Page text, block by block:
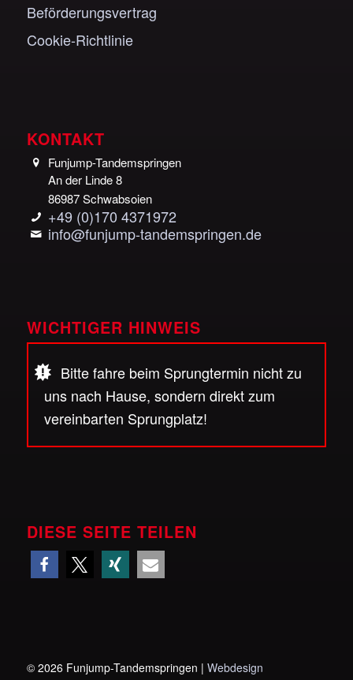
Beförderungsvertrag
Cookie-Richtlinie
KONTAKT
Funjump-Tandemspringen
An der Linde 8
86987 Schwabsoien
+49 (0)170 4371972
info@funjump-tandemspringen.de
WICHTIGER HINWEIS
Bitte fahre beim Sprungtermin nicht zu
uns nach Hause, sondern direkt zum
vereinbarten Sprungplatz!
DIESE SEITE TEILEN
© 2026 Funjump-Tandemspringen | Webdesign